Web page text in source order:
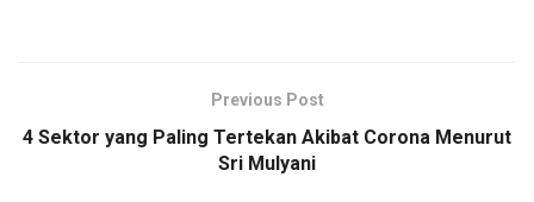
Previous Post
4 Sektor yang Paling Tertekan Akibat Corona Menurut
Sri Mulyani